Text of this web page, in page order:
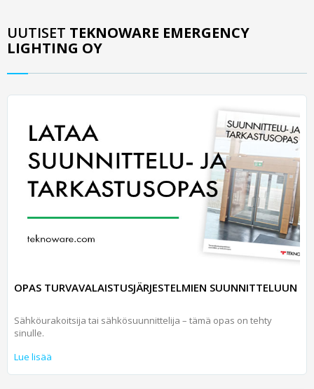
UUTISET TEKNOWARE EMERGENCY
LIGHTING OY
OPAS TURVAVALAISTUSJÄRJESTELMIEN SUUNNITTELUUN
Sähköurakoitsija tai sähkösuunnittelija – tämä opas on tehty
sinulle.
Lue lisää